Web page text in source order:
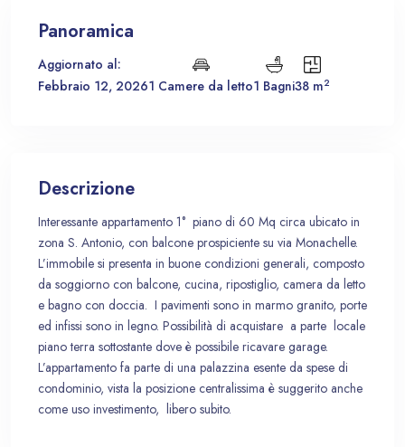
Panoramica
Aggiornato al:
Febbraio 12, 20261 Camere da letto1 Bagni38 m2
Descrizione
Interessante appartamento 1° piano di 60 Mq circa ubicato in
zona S. Antonio, con balcone prospiciente su via Monachelle.
L’immobile si presenta in buone condizioni generali, composto
da soggiorno con balcone, cucina, ripostiglio, camera da letto
e bagno con doccia. I pavimenti sono in marmo granito, porte
ed infissi sono in legno. Possibilità di acquistare a parte locale
piano terra sottostante dove è possibile ricavare garage.
L’appartamento fa parte di una palazzina esente da spese di
condominio, vista la posizione centralissima è suggerito anche
come uso investimento, libero subito.